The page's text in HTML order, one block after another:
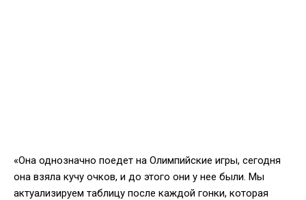
«Она однозначно поедет на Олимпийские игры, сегодня
она взяла кучу очков, и до этого они у нее были. Мы
актуализируем таблицу после каждой гонки, которая